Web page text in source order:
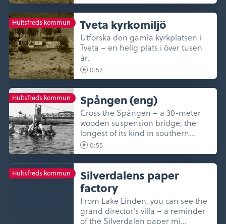
Hultsfreds kommun Tveta kyrkomiljö
Utforska den gamla kyrkplatsen i
Tveta – en helig plats i över tusen
år.
0:52
Hultsfreds kommun Spången (eng)
Cross the Spången – a 30-meter
wooden suspension bridge, the
longest of its kind in southern
Swed...
0:55
Hultsfreds kommun Silverdalens paper
factory
From Lake Linden, you can see the
grand director’s villa – a reminder
of the Silverdalen paper mi...